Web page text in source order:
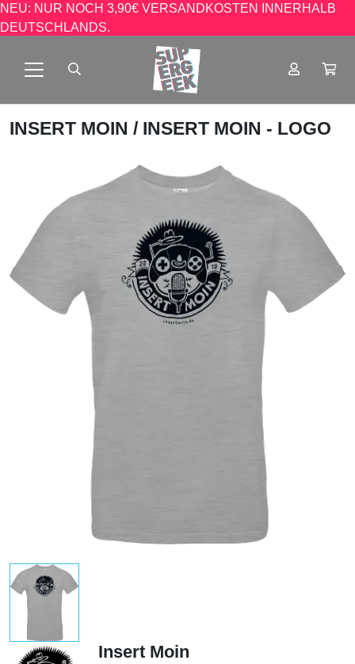
NEU: NUR NOCH 3,90€ VERSANDKOSTEN INNERHALB
DEUTSCHLANDS.
INSERT MOIN / INSERT MOIN - LOGO
Insert Moin